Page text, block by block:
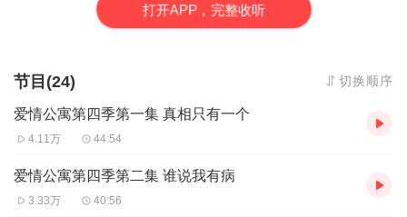
打开APP，完整收听
节目(24) 切换顺序
爱情公寓第四季第一集 真相只有一个
4.11万 44:54
爱情公寓第四季第二集 谁说我有病
3.33万 40:56